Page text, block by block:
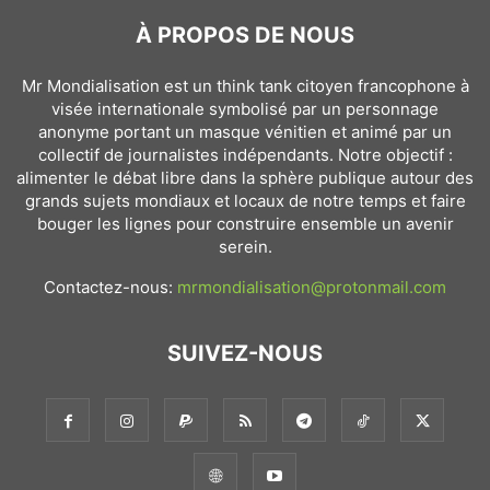
À PROPOS DE NOUS
Mr Mondialisation est un think tank citoyen francophone à
visée internationale symbolisé par un personnage
anonyme portant un masque vénitien et animé par un
collectif de journalistes indépendants. Notre objectif :
alimenter le débat libre dans la sphère publique autour des
grands sujets mondiaux et locaux de notre temps et faire
bouger les lignes pour construire ensemble un avenir
serein.
Contactez-nous: mrmondialisation@protonmail.com
SUIVEZ-NOUS